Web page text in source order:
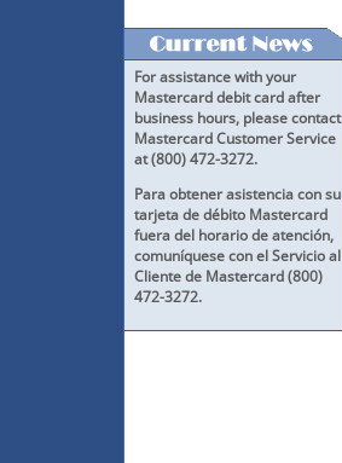
For assistance with your
Mastercard debit card after
business hours, please contact
Mastercard Customer Service
at(800) 472-3272.
Para obtener asistencia con su
tarjeta de débito Mastercard
fuera del horario de atención,
comuníquese con el Servicio al
Cliente de Mastercard (800)
472-3272.